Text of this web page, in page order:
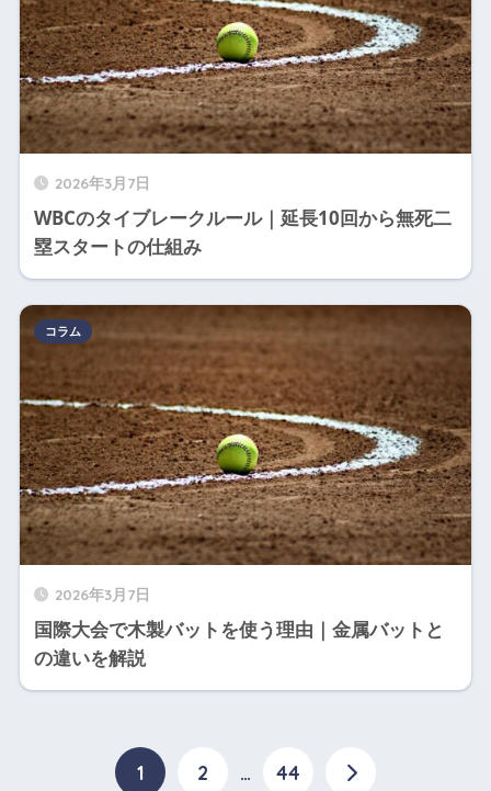
2026年3月7日
WBCのタイブレークルール｜延長10回から無死二
塁スタートの仕組み
2026年3月7日
国際大会で木製バットを使う理由｜金属バットと
の違いを解説
コラム
1 2 … 44